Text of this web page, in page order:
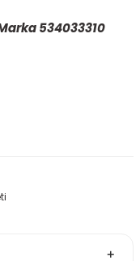
534033310